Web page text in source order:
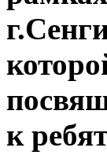
к